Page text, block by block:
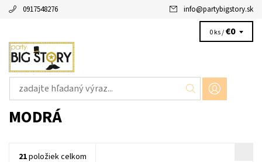
0917548276 info@partybigstory.sk
0 ks /€0
MODRÁ
21položiek celkom